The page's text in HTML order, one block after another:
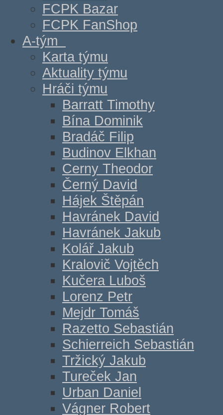
FCPK Bazar
FCPK FanShop
A-tým
Karta týmu
Aktuality týmu
Hráči týmu
Barratt Timothy
Bína Dominik
Bradáč Filip
Budinov Elkhan
Cerny Theodor
Černý David
Hájek Štěpán
Havránek David
Havránek Jakub
Kolář Jakub
Kralovič Vojtěch
Kučera Luboš
Lorenz Petr
Mejdr Tomáš
Razetto Sebastián
Schierreich Sebastián
Tržický Jakub
Tureček Jan
Urban Daniel
Vágner Robert